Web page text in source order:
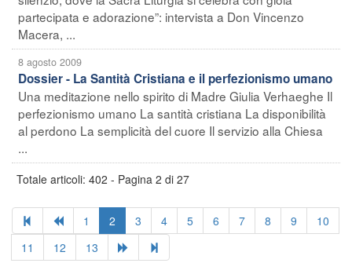
partecipata e adorazione”: intervista a Don Vincenzo
Macera, ...
8 agosto 2009
Dossier - La Santità Cristiana e il perfezionismo umano
Una meditazione nello spirito di Madre Giulia Verhaeghe Il
perfezionismo umano La santità cristiana La disponibilità
al perdono La semplicità del cuore Il servizio alla Chiesa
...
Totale articoli: 402 - Pagina 2 di 27
1 2 3 4 5 6 7 8 9
10
11
12 13